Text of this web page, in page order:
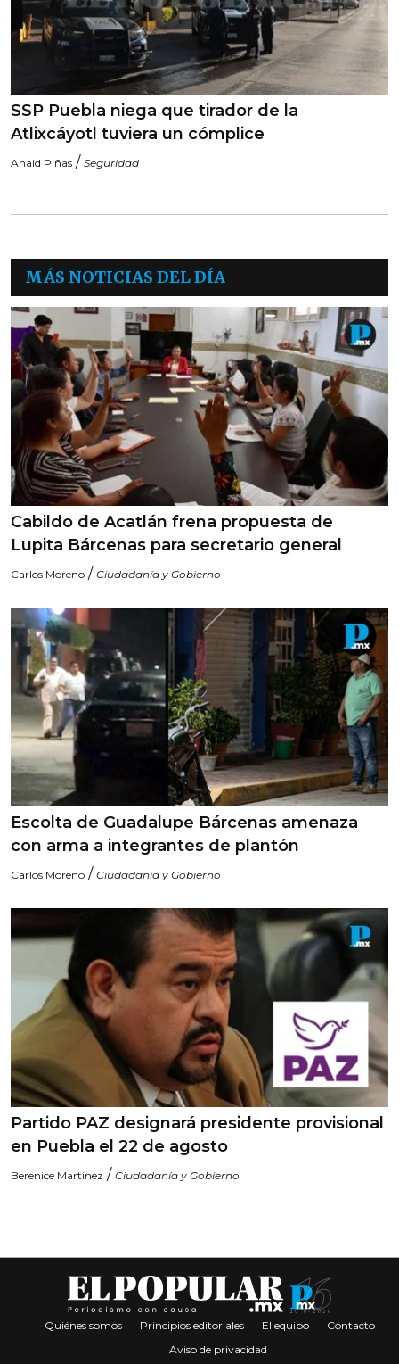
SSP Puebla niega que tirador de la
Atlixcáyotl tuviera un cómplice
Anaid Piñas / Seguridad
MÁS NOTICIAS DEL DÍA
Cabildo de Acatlán frena propuesta de
Lupita Bárcenas para secretario general
Carlos Moreno / Ciudadanía y Gobierno
Escolta de Guadalupe Bárcenas amenaza
con arma a integrantes de plantón
Carlos Moreno / Ciudadanía y Gobierno
Partido PAZ designará presidente provisional
en Puebla el 22 de agosto
Berenice Martinez / Ciudadanía y Gobierno
Quiénes somos Principios editoriales El equipo
Contacto
Aviso de privacidad